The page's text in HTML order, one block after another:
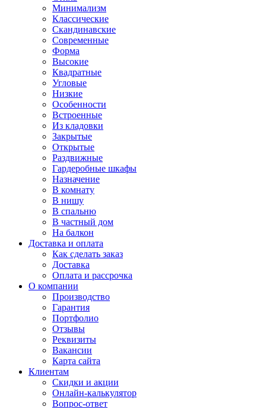
Минимализм
Классические
Скандинавские
Современные
Форма
Высокие
Квадратные
Угловые
Низкие
Особенности
Встроенные
Из кладовки
Закрытые
Открытые
Раздвижные
Гардеробные шкафы
Назначение
В комнату
В нишу
В спальню
В частный дом
На балкон
Доставка и оплата
Как сделать заказ
Доставка
Оплата и рассрочка
О компании
Производство
Гарантия
Портфолио
Отзывы
Реквизиты
Вакансии
Карта сайта
Клиентам
Скидки и акции
Онлайн-калькулятор
Вопрос-ответ